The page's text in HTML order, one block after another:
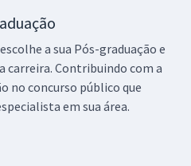
a sua Pós-graduação e
carreira. Contribuindo com a
no concurso público que
em sua área.